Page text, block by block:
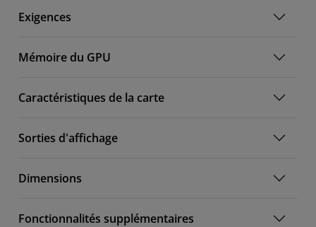
Exigences
Mémoire du GPU
Caractéristiques de la carte
Sorties d'affichage
Dimensions
Fonctionnalités supplémentaires